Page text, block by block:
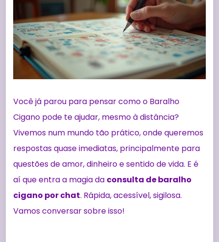
Você já parou para pensar como o Baralho
Cigano pode te ajudar, mesmo à distância?
Vivemos num mundo tão prático, onde queremos
respostas quase imediatas, principalmente para
questões de amor, dinheiro e sentido de vida. E é
aí que entra a magia da consulta de baralho
cigano por chat. Rápida, acessível, sigilosa.
Vamos conversar sobre isso!